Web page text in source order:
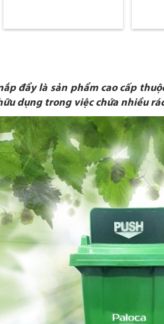
đẩy là sản phẩm cao cấp
dụng trong việc chứa nhiều